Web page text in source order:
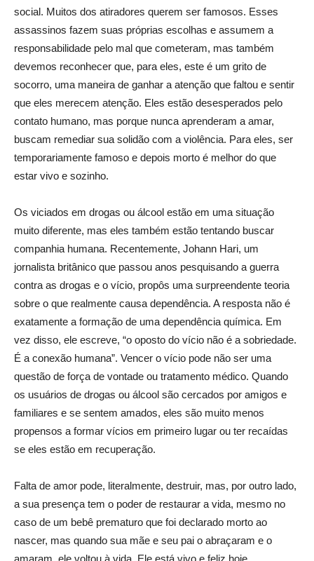
social. Muitos dos atiradores querem ser famosos. Esses
assassinos fazem suas próprias escolhas e assumem a
responsabilidade pelo mal que cometeram, mas também
devemos reconhecer que, para eles, este é um grito de
socorro, uma maneira de ganhar a atenção que faltou e sentir
que eles merecem atenção. Eles estão desesperados pelo
contato humano, mas porque nunca aprenderam a amar,
buscam remediar sua solidão com a violência. Para eles, ser
temporariamente famoso e depois morto é melhor do que
estar vivo e sozinho.
Os viciados em drogas ou álcool estão em uma situação
muito diferente, mas eles também estão tentando buscar
companhia humana. Recentemente, Johann Hari, um
jornalista britânico que passou anos pesquisando a guerra
contra as drogas e o vício, propôs uma surpreendente teoria
sobre o que realmente causa dependência. A resposta não é
exatamente a formação de uma dependência química. Em
vez disso, ele escreve, “o oposto do vício não é a sobriedade.
É a conexão humana”. Vencer o vício pode não ser uma
questão de força de vontade ou tratamento médico. Quando
os usuários de drogas ou álcool são cercados por amigos e
familiares e se sentem amados, eles são muito menos
propensos a formar vícios em primeiro lugar ou ter recaídas
se eles estão em recuperação.
Falta de amor pode, literalmente, destruir, mas, por outro lado,
a sua presença tem o poder de restaurar a vida, mesmo no
caso de um bebê prematuro que foi declarado morto ao
nascer, mas quando sua mãe e seu pai o abraçaram e o
amaram, ele voltou à vida. Ele está vivo e feliz hoje.